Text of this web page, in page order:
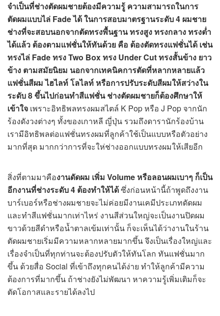
จำเป็นที่ช่างตัดผมชายต้องมีความรู้ ความสามารถในการ
ตัดผมแบบไล่ Fade ได้ ในการสอบมาตรฐานระดับ 4 ผมชาย
ช่างที่จะสอบนอกจากตัดทรงพื้นฐาน ทรงสูง ทรงกลาง ทรงต่ำ
ได้แล้ว ต้องตามแฟชั่นให้ทันด้วย คือ ต้องตัดทรงแฟชั่นได้ เช่น
ทรงไล่ Fade ทรง Two Box ทรง Under Cut ทรงสั้นข้าง ยาว
ข้าง ตามสมัยนิยม นอกจากเทคนิคการตัดที่หลากหลายแล้ว
แฟชั่นสีผม ไฮไลท์ โลไลท์ หรือการปรับระดับสีผมให้สว่างใน
ระดับ8 ขึ้นไปก่อนทำสีแฟชั่น ช่างตัดผมชายก็ต้องศึกษาให้
เข้าใจ เพราะอิทธิพลทรงผมสไตล์ K Pop หรือ J Pop จากนัก
ร้องดังวงต่างๆ ทั้งของเกาหลี ญี่ปุ่น รวมถึงดารานักร้องบ้าน
เรามีอิทธิพลต่อแฟชั่นทรงผมที่ลูกค้าใช้เป็นแบบหรือตัวอย่าง
มากที่สุด มากกว่าการที่จะให่ช่างออกแบบทรงผมให้เสียอีก
สิ่งที่ตามมาคืองานดัดผม เพิ่ม Volume หรือลอนผมเบาๆ ก็เป็น
อีกงานที่ช่างระดับ 4 ต้องทำให้ได้ซึ่งก่อนหน้านี้ถ้าพูดถึงงาน
บาร์เบอร์หรือช่างผมชายจะไม่ค่อยมีงานเคมีประเภทดัดผม
และทำสีแฟชั่นมากเท่าไหร่ งานสีส่วนใหญ่จะเป็นงานปิดผม
ขาวด้วยสีดำหรือน้ำตาลเข้มเท่านั้น ก็จะเห็นได้ว่างานในร้าน
ตัดผมชายเริ่มมีความหลากหลายมากขึ้น จึงเป็นเรื่องใหญ่และ
เรื่องจำเป็นที่ทุกท่านจะต้องปรับตัวให้ทันโลก ทันแฟชั่นมาก
ขึ้น ด้วยสื่อ Social ที่เข้าถึงทุกคนได้ง่าย ทำให้ลูกค้ามีความ
ต้องการที่มากขึ้น ถ้าช่างยังไม่พัฒนา หาความรู้เพิ่มเติมก็จะ
ตัดโอกาสและรายได้ลงไป